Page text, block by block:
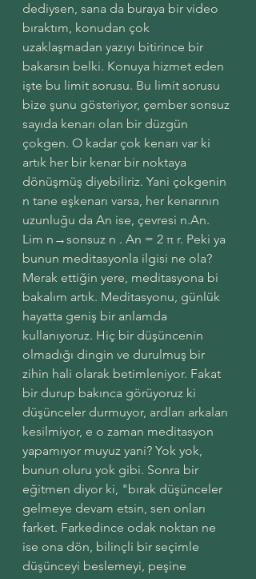
dediysen, sana da buraya bir video
bıraktım, konudan çok
uzaklaşmadan yazıyı bitirince bir
bakarsın belki. Konuya hizmet eden
işte bu limit sorusu. Bu limit sorusu
bize şunu gösteriyor, çember sonsuz
sayıda kenarı olan bir düzgün
çokgen. O kadar çok kenarı var ki
artık her bir kenar bir noktaya
dönüşmüş diyebiliriz. Yani çokgenin
n tane eşkenarı varsa, her kenarının
uzunluğu da An ise, çevresi n.An.
Lim n→sonsuz n . An = 2 π r. Peki ya
bunun meditasyonla ilgisi ne ola?
Merak ettiğin yere, meditasyona bi
bakalım artık. Meditasyonu, günlük
hayatta geniş bir anlamda
kullanıyoruz. Hiç bir düşüncenin
olmadığı dingin ve durulmuş bir
zihin hali olarak betimleniyor. Fakat
bir durup bakınca görüyoruz ki
düşünceler durmuyor, ardları arkaları
kesilmiyor, e o zaman meditasyon
yapamıyor muyuz yani? Yok yok,
bunun oluru yok gibi. Sonra bir
eğitmen diyor ki, "bırak düşünceler
gelmeye devam etsin, sen onları
farket. Farkedince odak noktan ne
ise ona dön, bilinçli bir seçimle
düşünceyi beslemeyi, peşine